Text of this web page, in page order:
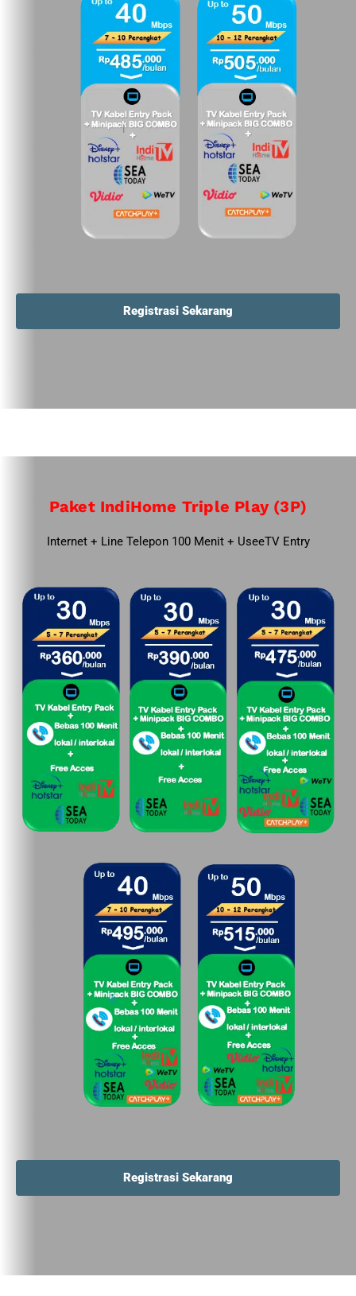
Registrasi Sekarang
Paket IndiHome Triple Play (3P)
Internet + Line Telepon 100 Menit + UseeTV Entry
Registrasi Sekarang